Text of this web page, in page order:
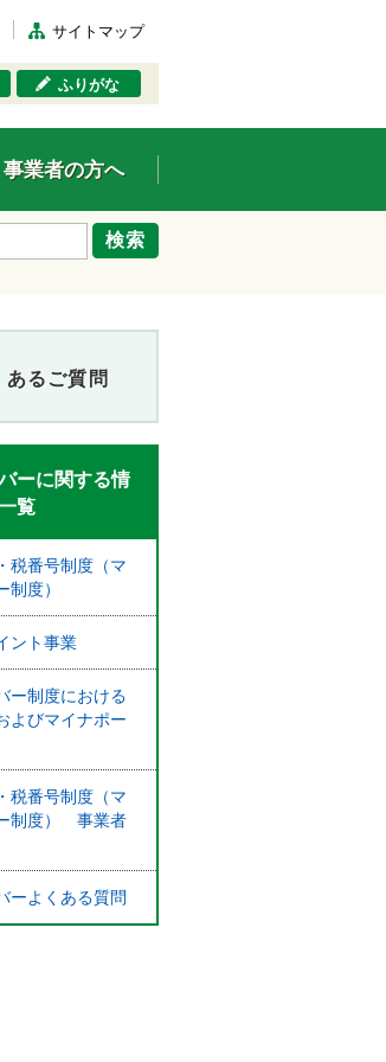
サイトマップ
ふりがな
事業者の方へ
検索
あるご質問
ーに関する情
覧
税番号制度（マ
度）
ント事業
ー制度における
よびマイナポー
税番号制度（マ
制度） 事業者
ーよくある質問